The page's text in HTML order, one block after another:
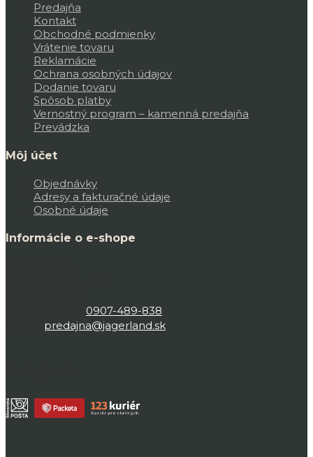
Predajňa
Kontakt
Obchodné podmienky
Vrátenie tovaru
Reklamácie
Ochrana osobných údajov
Dodanie tovaru
Spôsob platby
Vernostný program – kamenná predajňa
Prevádzka
Môj účet
Objednávky
Adresy a fakturačné údaje
Osobné údaje
Informácie o e-shope
0907-489-838
predajna@jagerland.sk